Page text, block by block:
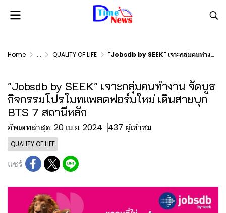
Home ... QUALITY OF LIFE "Jobsdb by SEEK" เจาะกลุ่มคนทำงาน จัดบูธกิจกรรมโปรโมทแพลตฟอร์มใหม่ เดินสายบุก BTS 7 สถานีหลัก
"Jobsdb by SEEK" เจาะกลุ่มคนทำงาน จัดบูธ
กิจกรรมโปรโมทแพลตฟอร์มใหม่ เดินสายบุก
BTS 7 สถานีหลัก
อัพเดทล่าสุด: 20 เม.ย. 2024 437 ผู้เข้าชม
QUALITY OF LIFE
แชร์